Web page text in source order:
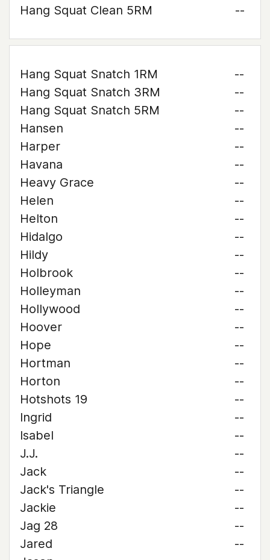
Hang Squat Clean 5RM
--
Hang Squat Snatch 1RM
--
Hang Squat Snatch 3RM
--
Hang Squat Snatch 5RM
--
Hansen
--
Harper
--
Havana
--
Heavy Grace
--
Helen
--
Helton
--
Hidalgo
--
Hildy
--
Holbrook
--
Holleyman
--
Hollywood
--
Hoover
--
Hope
--
Hortman
--
Horton
--
Hotshots 19
--
Ingrid
--
Isabel
--
J.J.
--
Jack
--
Jack's Triangle
--
Jackie
--
Jag 28
--
Jared
--